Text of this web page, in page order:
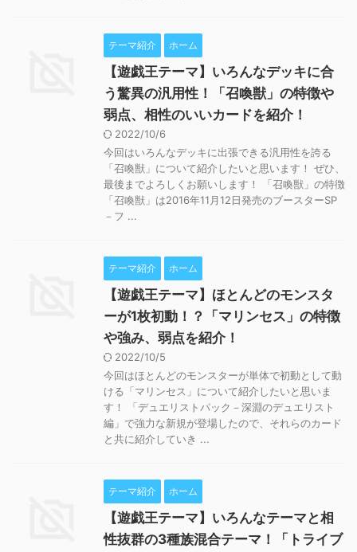
テーマ紹介 ホーム
【遊戯王テーマ】いろんなデッキに合
う驚異の汎用性！「召喚獣」の特徴や
弱点、相性のいいカードを紹介！
2022/10/6
今回はいろんなデッキに出張できる汎用性を誇る
「召喚獣」について紹介したいと思います！ ぜひ、
最後までよろしくお願いします！ 「召喚獣」の特徴
「召喚獣」は2016年11月12日発売のブースターSP
－フ ...
テーマ紹介 ホーム
【遊戯王テーマ】ほとんどのモンスタ
ーが1枚初動！？「マリンセス」の特徴
や強み、弱点を紹介！
2022/10/5
今回はほとんどのモンスターが単体で初動として動
ける「マリンセス」について紹介したいと思いま
す！ 「デュエリストパック－深淵のデュエリスト
編」で強力な新規が登場したので、それらのカード
と共に紹介していき ...
テーマ紹介 ホーム
【遊戯王テーマ】いろんなテーマと相
性抜群の3種族混合テーマ！「トライブ